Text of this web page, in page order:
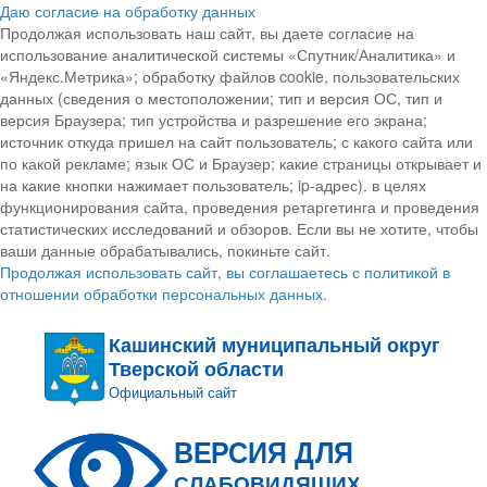
Даю согласие на обработку данных
Продолжая использовать наш сайт, вы даете согласие на
использование аналитической системы «Спутник/Аналитика» и
«Яндекс.Метрика»; обработку файлов cookie, пользовательских
данных (сведения о местоположении; тип и версия ОС, тип и
версия Браузера; тип устройства и разрешение его экрана;
источник откуда пришел на сайт пользователь; с какого сайта или
по какой рекламе; язык ОС и Браузер; какие страницы открывает и
на какие кнопки нажимает пользователь; ip-адрес). в целях
функционирования сайта, проведения ретаргетинга и проведения
статистических исследований и обзоров. Если вы не хотите, чтобы
ваши данные обрабатывались, покиньте сайт.
Продолжая использовать сайт, вы соглашаетесь с политикой в
отношении обработки персональных данных.